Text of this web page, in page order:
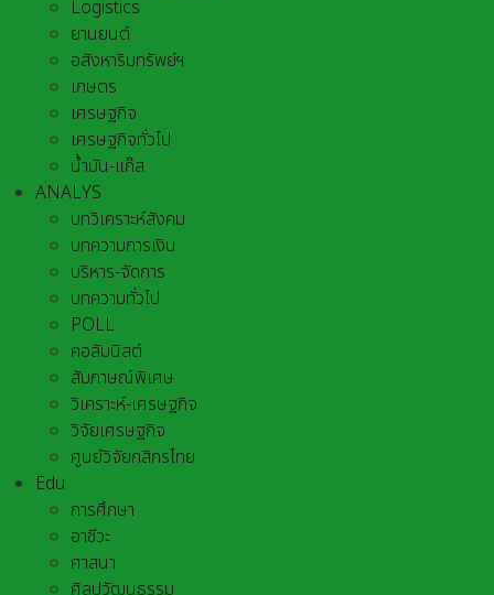
Logistics
ยานยนต์
อสังหาริมทรัพย์ฯ
เกษตร
เศรษฐกิจ
เศรษฐกิจทั่วไป
น้ำมัน-แก๊ส
ANALYS
บทวิเคราะห์สังคม
บทความการเงิน
บริหาร-จัดการ
บทความทั่วไป
POLL
คอลัมนิสต์
สัมภาษณ์พิเศษ
วิเคราะห์-เศรษฐกิจ
วิจัยเศรษฐกิจ
ศูนย์วิจัยกสิกรไทย
Edu
การศึกษา
อาชีวะ
ศาสนา
ศิลปวัฒนธรรม